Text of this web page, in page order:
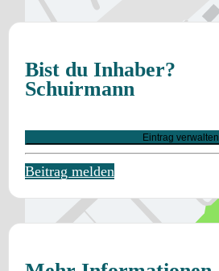
Bist du Inhaber?
Schuirmann
Eintrag verwalten
Beitrag melden